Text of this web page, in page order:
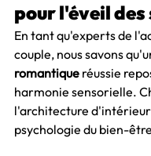
pour l'éveil des
En tant qu'experts de
couple, nous savons
romantique réussie
harmonie sensorielle.
l'architecture
psychologie du bien-